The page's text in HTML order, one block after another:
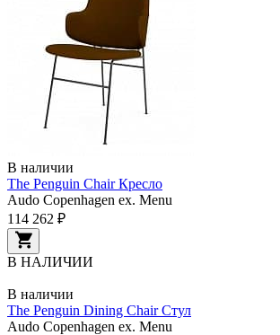
В наличии
The Penguin Chair Кресло
Audo Copenhagen ex. Menu
114 262 ₽
В НАЛИЧИИ
В наличии
The Penguin Dining Chair Стул
Audo Copenhagen ex. Menu